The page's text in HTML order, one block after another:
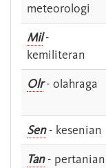
meteorologi
Mil-
kemiliteran
Olr- olahraga
Sen- kesenian
Tan- pertanian